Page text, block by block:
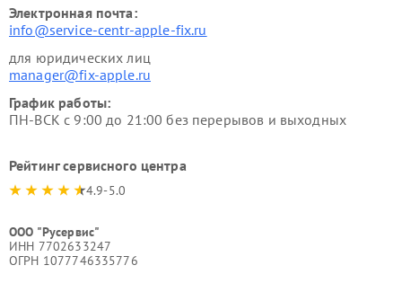
Электронная почта:
info@service-centr-apple-fix.ru
для юридических лиц
manager@fix-apple.ru
График работы:
ПН-ВСК с 9:00 до 21:00 без перерывов и выходных
Рейтинг сервисного центра
4.9-5.0
ООО "Русервис"
ИНН 7702633247
ОГРН 1077746335776